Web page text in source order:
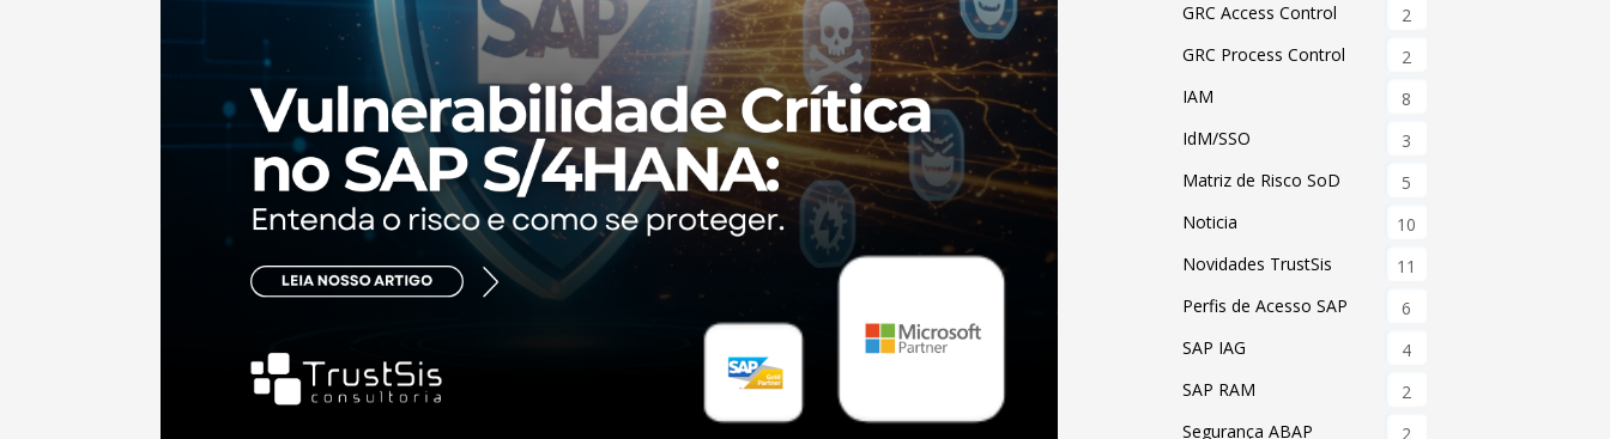
GRC Access Control
2
GRC Process Control
2
IAM
8
IdM/SSO
3
Matriz de Risco SoD
5
Noticia
10
Novidades TrustSis
11
Perfis de Acesso SAP
6
SAP IAG
4
SAP RAM
2
Segurança ABAP
2